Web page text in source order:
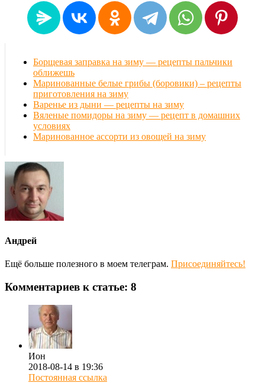
Борщевая заправка на зиму — рецепты пальчики
оближешь
Маринованные белые грибы (боровики) – рецепты
приготовления на зиму
Варенье из дыни — рецепты на зиму
Вяленые помидоры на зиму — рецепт в домашних
условиях
Маринованное ассорти из овощей на зиму
Андрей
Ещё больше полезного в моем телеграм. Присоединяйтесь!
Комментариев к статье: 8
Ион
2018-08-14 в 19:36
Постоянная ссылка